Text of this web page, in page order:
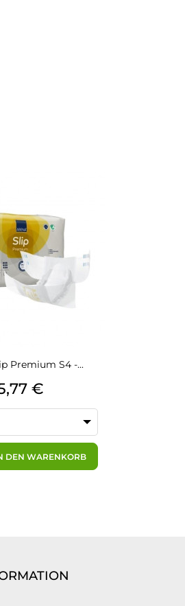
Premium S4 -...
€
DEN WARENKORB